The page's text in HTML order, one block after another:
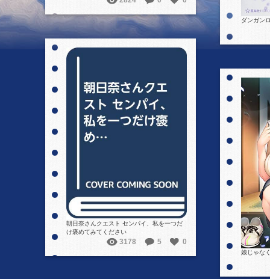
ダンガン
朝日奈さんクエスト センパイ、私を一つだ
け褒めてみてください
3178 5 0
娘じゃな